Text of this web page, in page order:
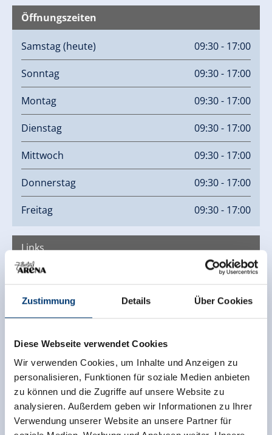
Zustimmung Details Über Cookies
Diese Webseite verwendet Cookies
Wir verwenden Cookies, um Inhalte und Anzeigen zu
personalisieren, Funktionen für soziale Medien anbieten
zu können und die Zugriffe auf unsere Website zu
analysieren. Außerdem geben wir Informationen zu Ihrer
Verwendung unserer Website an unsere Partner für
Öffnungszeiten
Samstag(heute) 09:30 - 17:00
Sonntag 09:30 - 17:00
Montag 09:30 - 17:00
Dienstag 09:30 - 17:00
Mittwoch 09:30 - 17:00
Donnerstag 09:30 - 17:00
Freitag 09:30 - 17:00
Links
Homepage